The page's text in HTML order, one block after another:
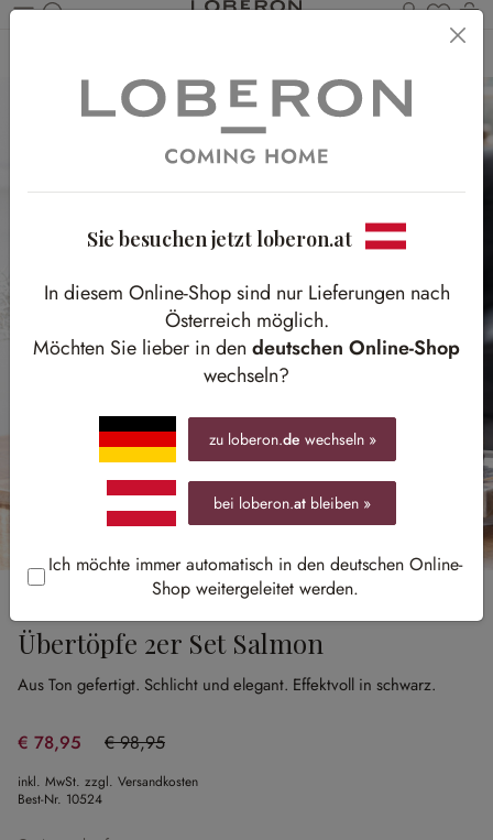
Du
Übertöpfe 2er Set Salmon
Aus Ton gefertigt. Schlicht und elegant. Effektvoll in schwarz.
€ 78,95 € 98,95
(20.21% gespart)
inkl. MwSt. zzgl. Versandkosten
Best-Nr. 10524
Sie besuchen jetzt loberon.at
In diesem Online-Shop sind nur Lieferungen nach
Österreich möglich.
Möchten Sie lieber in den deutschen Online-Shop
wechseln?
zu loberon.de wechseln »
bei loberon.at bleiben »
Ich möchte immer automatisch in den deutschen Online-
Shop weitergeleitet werden.